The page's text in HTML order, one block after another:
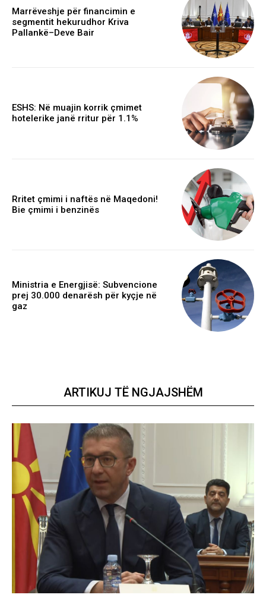
Marrëveshje për financimin e
segmentit hekurudhor Kriva
Pallankë–Deve Bair
ESHS: Në muajin korrik çmimet
hotelerike janë rritur për 1.1%
Rritet çmimi i naftës në Maqedoni!
Bie çmimi i benzinës
Ministria e Energjisë: Subvencione
prej 30.000 denarësh për kyçje në
gaz
ARTIKUJ TË NGJAJSHËM